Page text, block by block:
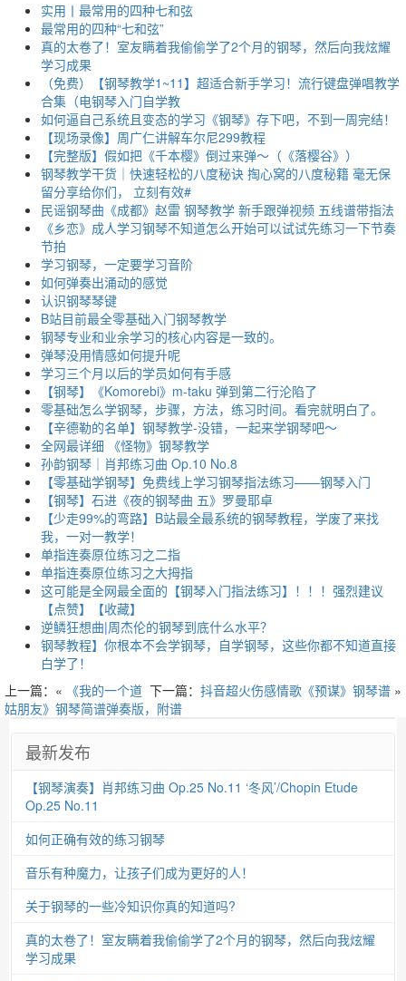
实用丨最常用的四种七和弦
最常用的四种“七和弦”
真的太卷了！室友瞒着我偷偷学了2个月的钢琴，然后向我炫耀
学习成果
（免费）【钢琴教学1~11】超适合新手学习！流行键盘弹唱教学
合集（电钢琴入门自学教
如何逼自己系统且变态的学习《钢琴》存下吧，不到一周完结！
【现场录像】周广仁讲解车尔尼299教程
【完整版】假如把《千本樱》倒过来弹～（《落樱谷》）
钢琴教学干货｜快速轻松的八度秘诀 掏心窝的八度秘籍 毫无保
留分享给你们， 立刻有效#
民谣钢琴曲《成都》赵雷 钢琴教学 新手跟弹视频 五线谱带指法
《乡恋》成人学习钢琴不知道怎么开始可以试试先练习一下节奏
节拍
学习钢琴，一定要学习音阶
如何弹奏出涌动的感觉
认识钢琴琴键
B站目前最全零基础入门钢琴教学
钢琴专业和业余学习的核心内容是一致的。
弹琴没用情感如何提升呢
学习三个月以后的学员如何有手感
【钢琴】《Komorebi》m-taku 弹到第二行沦陷了
零基础怎么学钢琴，步骤，方法，练习时间。看完就明白了。
【辛德勒的名单】钢琴教学-没错，一起来学钢琴吧～
全网最详细 《怪物》钢琴教学
孙韵钢琴｜肖邦练习曲 Op.10 No.8
【零基础学钢琴】免费线上学习钢琴指法练习——钢琴入门
【钢琴】石进《夜的钢琴曲 五》罗曼耶卓
【少走99%的弯路】B站最全最系统的钢琴教程，学废了来找
我，一对一教学！
单指连奏原位练习之二指
单指连奏原位练习之大拇指
这可能是全网最全面的【钢琴入门指法练习】！！！强烈建议
【点赞】【收藏】
逆鳞狂想曲|周杰伦的钢琴到底什么水平？
钢琴教程】你根本不会学钢琴，自学钢琴，这些你都不知道直接
白学了！
下一篇： 抖音超火伤感情歌《预谋》钢琴谱 »
上一篇：« 《我的一个道
姑朋友》钢琴简谱弹奏版，附谱
最新发布
【钢琴演奏】肖邦练习曲 Op.25 No.11 ‘冬风’/Chopin Etude
Op.25 No.11
如何正确有效的练习钢琴
音乐有种魔力，让孩子们成为更好的人！
关于钢琴的一些冷知识你真的知道吗?
真的太卷了！室友瞒着我偷偷学了2个月的钢琴，然后向我炫耀
学习成果